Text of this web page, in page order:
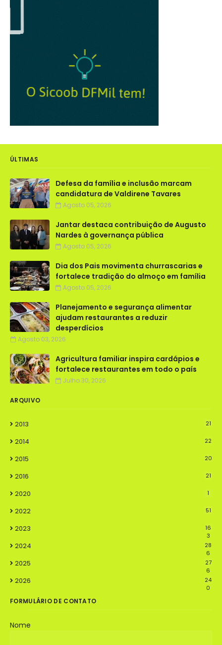
ÚLTIMAS
Defesa da família e inclusão marcam
candidatura de Valdirene Tavares
Agosto 05, 2026
Jantar destaca contribuição de Augusto
Nardes à governança pública
Agosto 05, 2026
Dia dos Pais movimenta churrascarias e
fortalece tradição do almoço em família
Agosto 05, 2026
Planejamento e segurança alimentar
ajudam restaurantes a reduzir
desperdícios
Agosto 03, 2026
Agricultura familiar inspira cardápios e
fortalece restaurantes em todo o país
Julho 30, 2026
ARQUIVO
2013 21
2014 22
2015 20
2016 21
2020 1
2022 51
2023
16
3
2024
28
6
2025
27
6
2026
24
0
FORMULÁRIO DE CONTATO
Nome